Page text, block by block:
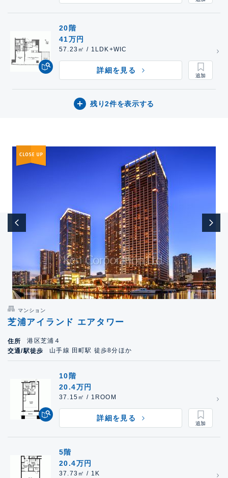
20階
41万円
57.23㎡ / 1LDK+WIC
詳細を見る
残り2件を表示する
マンション
芝浦アイランド エアタワー
住所
港区芝浦４
交通/駅徒歩
山手線 田町駅 徒歩8分ほか
10階
20.4万円
37.15㎡ / 1ROOM
詳細を見る
5階
20.4万円
37.73㎡ / 1K